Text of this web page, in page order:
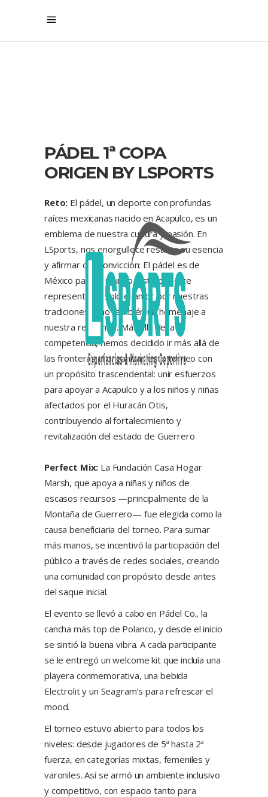
PÁDEL 1ª COPA
ORIGEN BY LSPORTS
Reto: El pádel, un deporte con profundas
raíces mexicanas nacido en Acapulco, es un
emblema de nuestra cultura y pasión. En
LSports, nos enorgullece resaltar su esencia
y afirmar con convicción: El pádel es de
México para el mundo. Este deporte
representa no solo el amor por nuestras
tradiciones, sino también un homenaje a
nuestra resiliencia. Más allá de la
competencia, hemos decidido ir más allá de
las fronteras al organizar este torneo con
un propósito trascendental: unir esfuerzos
para apoyar a Acapulco y a los niños y niñas
afectados por el Huracán Otis,
contribuyendo al fortalecimiento y
revitalización del estado de Guerrero
Perfect Mix: La Fundación Casa Hogar
Marsh, que apoya a niñas y niños de
escasos recursos —principalmente de la
Montaña de Guerrero— fue elegida como la
causa beneficiaria del torneo. Para sumar
más manos, se incentivó la participación del
público a través de redes sociales, creando
una comunidad con propósito desde antes
del saque inicial.
El evento se llevó a cabo en Pádel Co., la
cancha más top de Polanco, y desde el inicio
se sintió la buena vibra. A cada participante
se le entregó un welcome kit que incluía una
playera conmemorativa, una bebida
Electrolit y un Seagram’s para refrescar el
mood.
El torneo estuvo abierto para todos los
niveles: desde jugadores de 5ª hasta 2ª
fuerza, en categorías mixtas, femeniles y
varoniles. Así se armó un ambiente inclusivo
y competitivo, con espacio tanto para